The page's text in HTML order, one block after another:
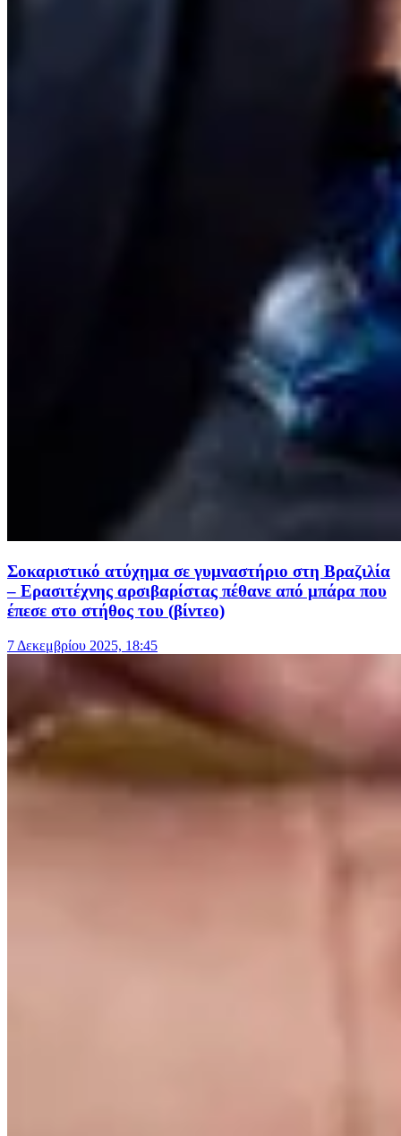
Σοκαριστικό ατύχημα σε γυμναστήριο στη Βραζιλία
– Ερασιτέχνης αρσιβαρίστας πέθανε από μπάρα που
έπεσε στο στήθος του (βίντεο)
7 Δεκεμβρίου 2025, 18:45